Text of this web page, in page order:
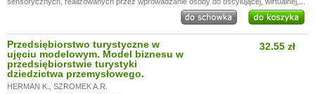
Przedsiębiorstwo turystyczne w
ujęciu modelowym. Model biznesu w
przedsiębiorstwie turystyki
dziedzictwa przemysłowego.
HERMAN K.
SZROMEK A.R.
32.55 zł